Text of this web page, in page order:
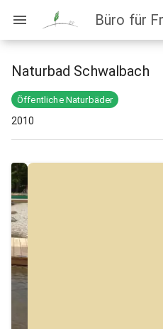
Büro für
Naturbad Schwalbach
Öffentliche Naturbäder
2010